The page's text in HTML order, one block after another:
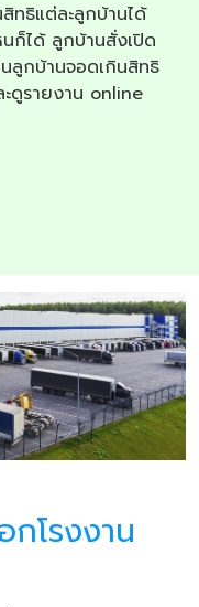
ทธิแต่ละลูกบ้านได้
นก็ได้ ลูกบ้านสั่งเปิด
ลูกบ้านจอดเกินสิทธิ
ะดูรายงาน online
กโรงงาน